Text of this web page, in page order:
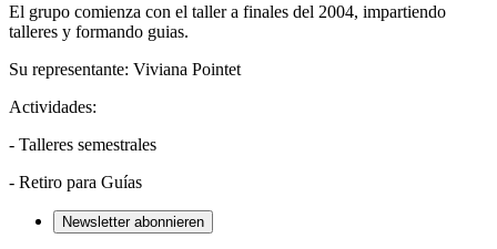
El grupo comienza con el taller a finales del 2004, impartiendo
talleres y formando guias.
Su representante: Viviana Pointet
Actividades:
- Talleres semestrales
- Retiro para Guías
Newsletter abonnieren